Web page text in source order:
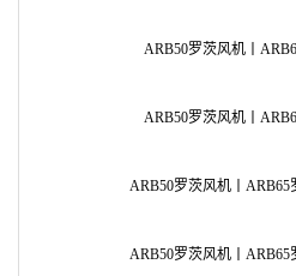
ARB50罗茨风机丨
ARB50罗茨风机丨
ARB50罗茨风机丨ARB65